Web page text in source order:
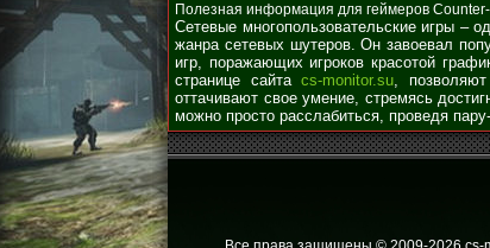
Полезная информация для геймеров
Сетевые многопользовательские игры –
жанра сетевых шутеров. Он завоевал
игр, поражающих игроков красотой
странице сайта cs-monitor.su,
оттачивают свое умение, стремясь
можно просто расслабиться, проведя